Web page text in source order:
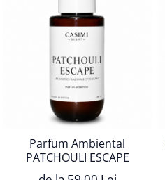
Parfum Ambiental
PATCHOULI ESCAPE